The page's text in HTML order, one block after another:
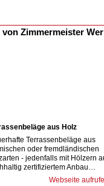
Zimmermeister
aus Holz
Terrassenbeläge aus
oder fremdländischen
- jedenfalls mit Hölzern
zertifiziertem Anbau…
Webseite